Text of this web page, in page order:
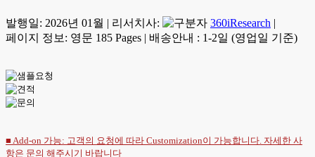
발행일: 2026년 01월 | 리서치사: 360iResearch |
페이지 정보: 영문 185 Pages | 배송안내 : 1-2일 (영업일 기준)
■ Add-on 가능: 고객의 요청에 따라 Customization이 가능합니다. 자세한 사
항은 문의 해주시기 바랍니다